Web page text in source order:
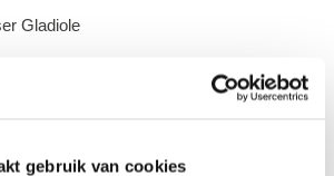
gebruik van cookies
Gladiole